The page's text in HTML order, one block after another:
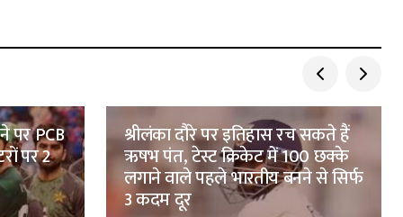
पर PCB
पर 2
श्रीलंका दौरे पर इतिहास रच सकते हैं
ऋषभ पंत, टेस्ट क्रिकेट में 100 छक्के
लगाने वाले पहले भारतीय बनने से सिर्फ
3 कदम दूर